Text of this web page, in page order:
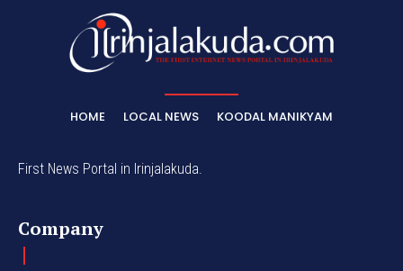
HOME LOCAL NEWS KOODAL MANIKYAM
First News Portal in Irinjalakuda.
Company